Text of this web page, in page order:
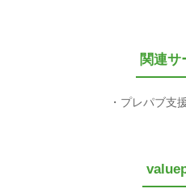
関連サ
プレパブ支